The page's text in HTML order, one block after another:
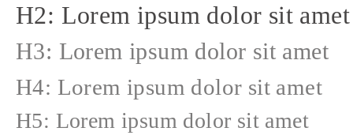
H2: Lorem ipsum dolor sit amet
H3: Lorem ipsum dolor sit amet
H4: Lorem ipsum dolor sit amet
H5: Lorem ipsum dolor sit amet